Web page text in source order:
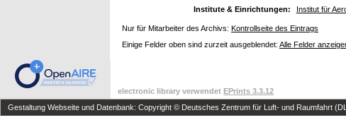
Institute & Einrichtungen:
Institut für
Nur für Mitarbeiter des Archivs: Kontrollseite des Eintrags
Einige Felder oben sind zurzeit ausgeblendet: Alle Felder
electronic library verwendet EPrints 3.3.12
Gestaltung Webseite und Datenbank: Copyright © Deutsches Zentrum für Luft- und Raumfahrt